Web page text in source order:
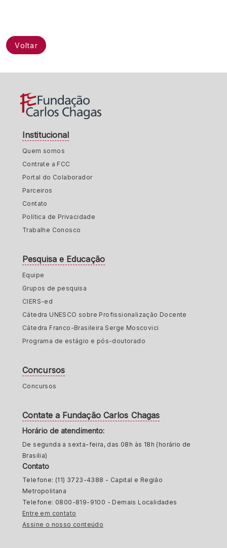
Voltar
Institucional
Quem somos
Contrate a FCC
Portal do Colaborador
Parceiros
Contato
Política de Privacidade
Trabalhe Conosco
Pesquisa e Educação
Equipe
Grupos de pesquisa
CIERS-ed
Cátedra UNESCO sobre Profissionalização Docente
Cátedra Franco-Brasileira Serge Moscovici
Programa de estágio e pós-doutorado
Concursos
Concursos
Contate a Fundação Carlos Chagas
Horário de atendimento:
De segunda a sexta-feira, das 08h às 18h (horário de
Brasilia)
Contato
Telefone: (11) 3723-4388 - Capital e Região
Metropolitana
Telefone: 0800-819-9100 - Demais Localidades
Entre em contato
Assine o nosso conteúdo